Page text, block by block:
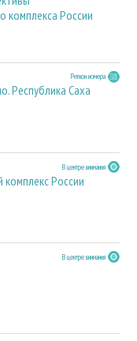
комплекса России
Регион номера
Республика Саха
В центре внимания
России
В центре внимания